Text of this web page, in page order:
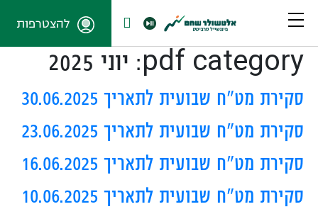
להצטרפות
pdf category: יוני 2025
סקירת מט"ח שבועית לתאריך 30.06.2025
סקירת מט"ח שבועית לתאריך 23.06.2025
סקירת מט"ח שבועית לתאריך 16.06.2025
סקירת מט"ח שבועית לתאריך 10.06.2025